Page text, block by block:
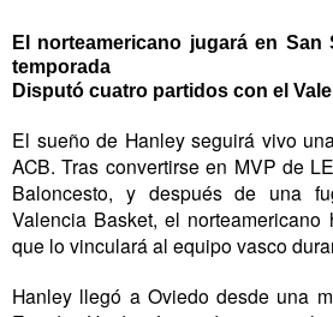
El norteamericano jugará en San
temporada
Disputó cuatro partidos con el
El sueño de Hanley seguirá vivo
ACB. Tras convertirse en MVP de
Baloncesto, y después de una
Valencia Basket, el norteamericano
que lo vinculará al equipo vasco
Hanley llegó a Oviedo desde una